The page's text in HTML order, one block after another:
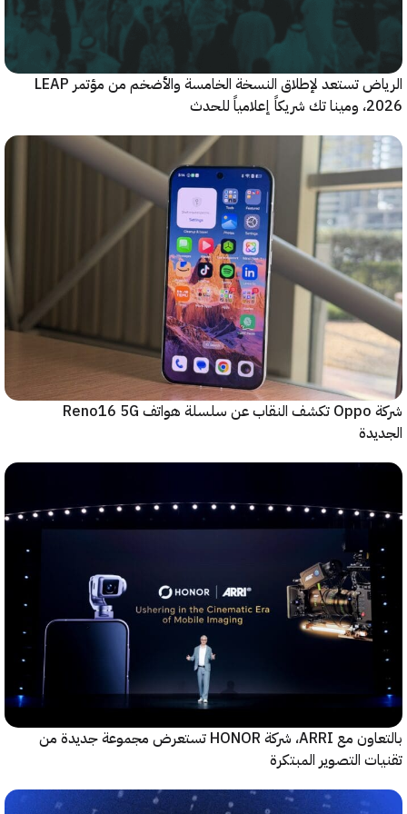
الرياض تستعد لإطلاق النسخة الخامسة والأضخم من مؤتمر LEAP
للحدث
شركة Oppo تكشف النقاب عن سلسلة هواتف Reno16 5G
بالتعاون مع ARRI، شركة HONOR تستعرض مجموعة جديدة من
التصوير المبتكرة